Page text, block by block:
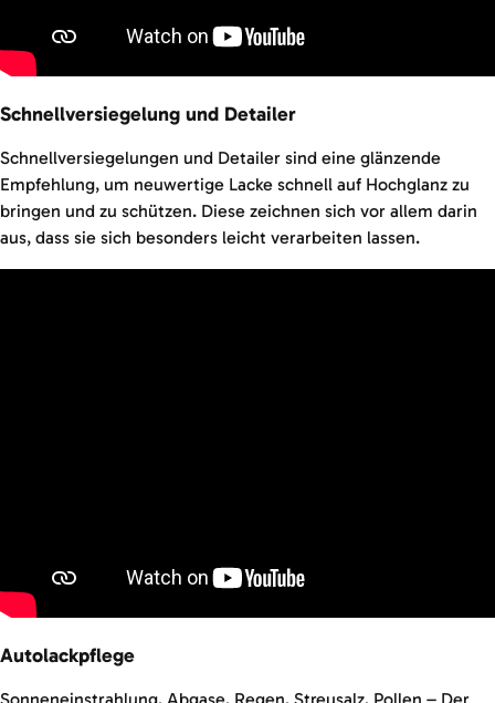
Schnellversiegelung und Detailer
Schnellversiegelungen und Detailer sind eine glänzende
Empfehlung, um neuwertige Lacke schnell auf Hochglanz zu
bringen und zu schützen. Diese zeichnen sich vor allem darin
aus, dass sie sich besonders leicht verarbeiten lassen.
Autolackpflege